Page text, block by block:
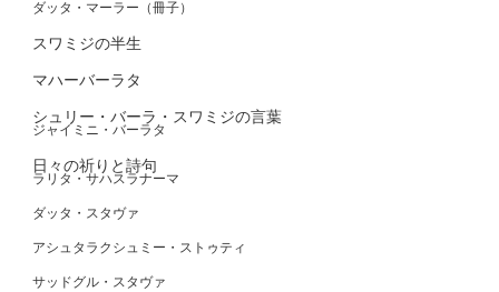
ダッタ・マーラー（冊子）
スワミジの半生
マハーバーラタ
シュリー・バーラ・スワミジの言葉
ジャイミニ・バーラタ
日々の祈りと詩句
ラリタ・サハスラナーマ
ダッタ・スタヴァ
アシュタラクシュミー・ストゥティ
サッドグル・スタヴァ